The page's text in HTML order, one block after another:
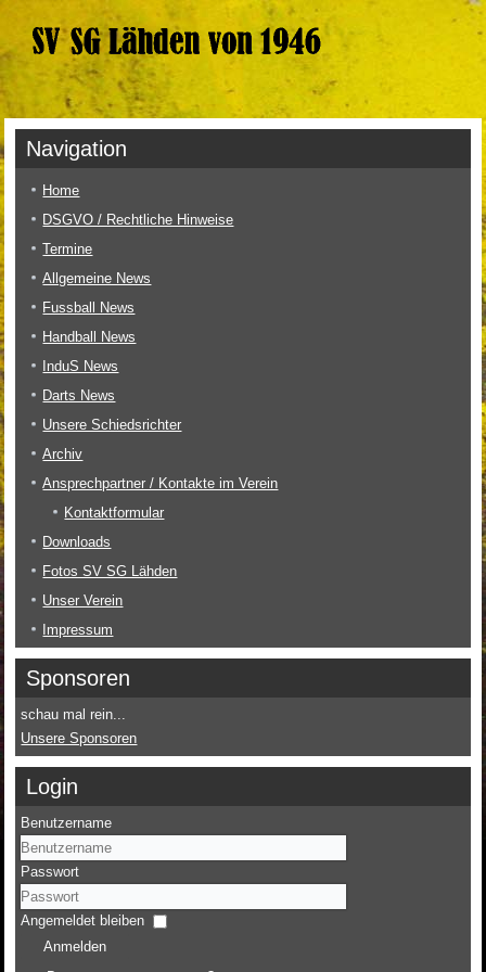
Navigation
Home
DSGVO / Rechtliche Hinweise
Termine
Allgemeine News
Fussball News
Handball News
InduS News
Darts News
Unsere Schiedsrichter
Archiv
Ansprechpartner / Kontakte im Verein
Kontaktformular
Downloads
Fotos SV SG Lähden
Unser Verein
Impressum
Sponsoren
schau mal rein...
Unsere Sponsoren
Login
Benutzername
Passwort
Angemeldet bleiben
Anmelden